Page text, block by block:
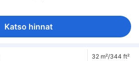
Katso hinnat
32 m²/344 ft²